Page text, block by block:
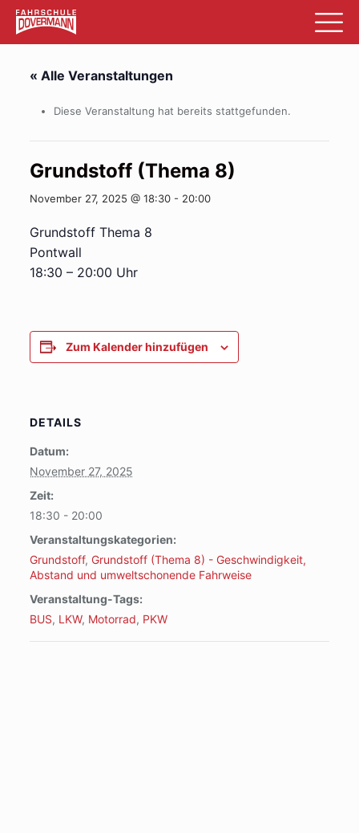
« Alle Veranstaltungen
Diese Veranstaltung hat bereits stattgefunden.
Grundstoff (Thema 8)
November 27, 2025 @ 18:30- 20:00
Grundstoff Thema 8
Pontwall
18:30 – 20:00 Uhr
Zum Kalender hinzufügen
DETAILS
Datum:
November 27, 2025
Zeit:
18:30 - 20:00
Veranstaltungskategorien:
Grundstoff, Grundstoff (Thema 8) - Geschwindigkeit,
Abstand und umweltschonende Fahrweise
Veranstaltung-Tags:
BUS, LKW, Motorrad, PKW